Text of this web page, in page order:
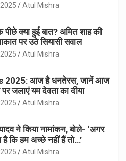
Atul Mishra
पीछे क्या हुई बात? अमित शाह की
पर उठे सियासी सवाल
Atul Mishra
2025: आज है धनतेरस, जानें आज
जलाएं यम देवता का दीया
Atul Mishra
ने किया नामांकन, बोले- ‘अगर
कि हम अच्छे नहीं हैं तो…’
Atul Mishra